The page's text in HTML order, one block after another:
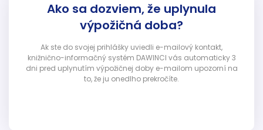
Ako sa dozviem, že uplynula
výpožičná doba?
Ak ste do svojej prihlášky uviedli e-mailový kontakt,
knižnično-informačný systém DAWINCI vás automaticky 3
dni pred uplynutím výpožičnej doby e-mailom upozorní na
to, že ju onedlho prekročíte.